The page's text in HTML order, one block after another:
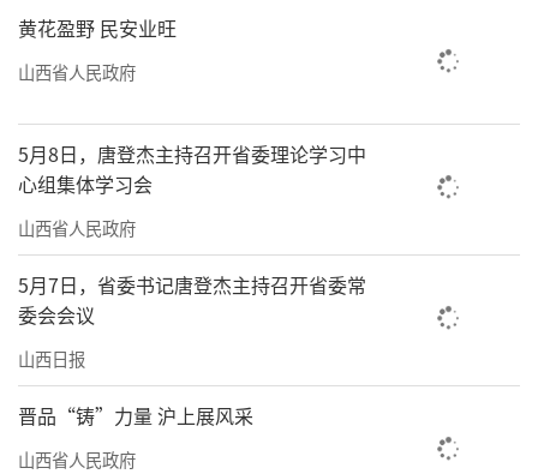
黄花盈野 民安业旺
山西省人民政府
5月8日，唐登杰主持召开省委理论学习中
心组集体学习会
山西省人民政府
5月7日，省委书记唐登杰主持召开省委常
委会会议
山西日报
晋品“铸”力量 沪上展风采
山西省人民政府